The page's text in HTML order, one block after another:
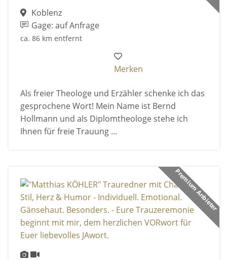
Koblenz
Gage: auf Anfrage
ca. 86 km entfernt
Merken
Als freier Theologe und Erzähler schenke ich das
gesprochene Wort! Mein Name ist Bernd
Hollmann und als Diplomtheologe stehe ich
Ihnen für freie Trauung ...
Premium Anbieter